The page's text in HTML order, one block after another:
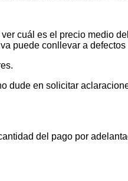
cuál es el precio medio
puede conllevar a
dude en solicitar
del pago por